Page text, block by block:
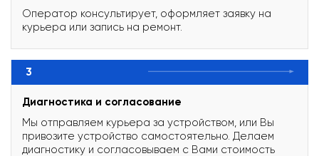
Оператор консультирует, оформляет заявку на
курьера или запись на ремонт.
3
Диагностика и согласование
Мы отправляем курьера за устройством, или Вы
привозите устройство самостоятельно. Делаем
диагностику и согласовываем с Вами стоимость